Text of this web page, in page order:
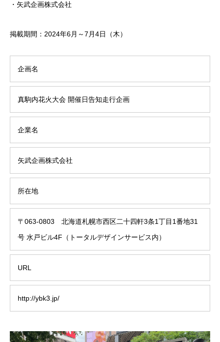
・矢武企画株式会社
掲載期間：2024年6月～7月4日（木）
企画名
真駒内花火大会 開催日告知走行企画
企業名
矢武企画株式会社
所在地
〒063-0803 北海道札幌市西区二十四軒3条1丁目1番地31
号 水戸ビル4F（トータルデザインサービス内）
URL
http://ybk3.jp/